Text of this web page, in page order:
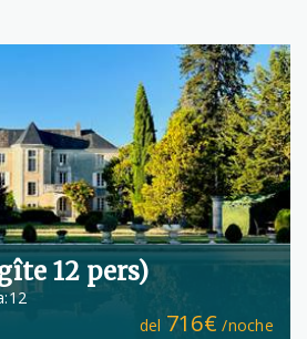
12 pers)
del 716€ /noche